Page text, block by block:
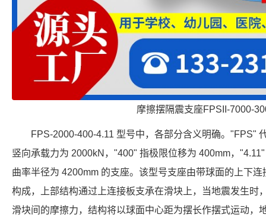
摩擦摆隔震支座FPSII-7000-
FPS-2000-400-4.11 型号中，各部分含义明确。"FPS"
竖向承载力为 2000kN，"400" 指极限位移为 400mm，
曲率半径为 4200mm 的支座。该型号支座由带球面的上下
构成，上部结构通过上连接板支承在滑块上，当地震发生时
滑块间的摩擦力，结构将以球面中心距为摆长作摆式运动，